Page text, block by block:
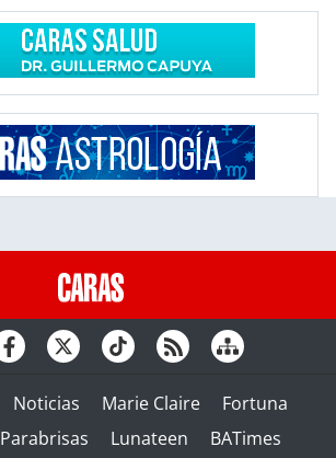
Noticias Marie Claire
Fortuna
Parabrisas Lunateen BATimes